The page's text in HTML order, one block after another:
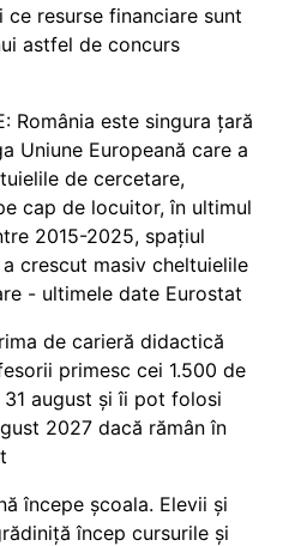
resurse financiare sunt
astfel de concurs
România este singura țară
Uniune Europeană care a
de cercetare,
cap de locuitor, în ultimul
2015-2025, spațiul
crescut masiv cheltuielile
- ultimele date Eurostat
de carieră didactică
primesc cei 1.500 de
31 august și îi pot folosi
2027 dacă rămân în
începe școala. Elevii și
încep cursurile și